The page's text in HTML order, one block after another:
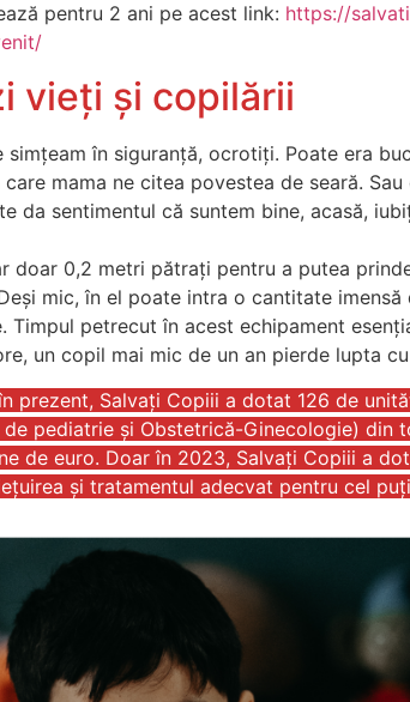
pentru 2 ani pe acest link: https://
vieți și copilării
în siguranță, ocrotiți. Poate era
mama ne citea povestea de seară.
da sentimentul că suntem bine, acasă,
doar 0,2 metri pătraţi pentru a putea
mic, în el poate intra o cantitate
Timpul petrecut în acest echipament
un copil mai mic de un an pierde lupta
prezent, Salvați Copiii a dotat 126 de
pediatrie și Obstetrică-Ginecologie) din
de euro. Doar în 2023, Salvați Copiii a
și tratamentul adecvat pentru cel